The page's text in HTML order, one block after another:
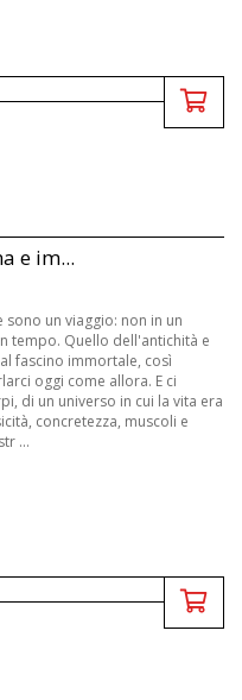
e im...
sono un viaggio: non in un
tempo. Quello dell'antichità e
fascino immortale, così
oggi come allora. E ci
di un universo in cui la vita era
concretezza, muscoli e
...